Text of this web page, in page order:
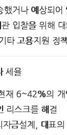
했거나 예상되
입찰을 위해
타 고용지원 정
세율
재 6~42%의
리스크를 해결
자금설계, 대표